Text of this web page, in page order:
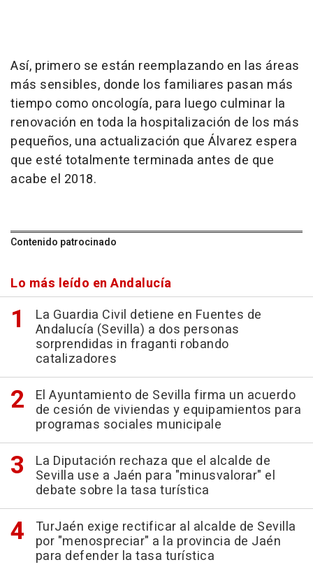
Así, primero se están reemplazando en las áreas
más sensibles, donde los familiares pasan más
tiempo como oncología, para luego culminar la
renovación en toda la hospitalización de los más
pequeños, una actualización que Álvarez espera
que esté totalmente terminada antes de que
acabe el 2018.
Contenido patrocinado
Lo más leído en Andalucía
La Guardia Civil detiene en Fuentes de
Andalucía (Sevilla) a dos personas
sorprendidas in fraganti robando
catalizadores
El Ayuntamiento de Sevilla firma un acuerdo
de cesión de viviendas y equipamientos para
programas sociales municipale
La Diputación rechaza que el alcalde de
Sevilla use a Jaén para "minusvalorar" el
debate sobre la tasa turística
TurJaén exige rectificar al alcalde de Sevilla
por "menospreciar" a la provincia de Jaén
para defender la tasa turística